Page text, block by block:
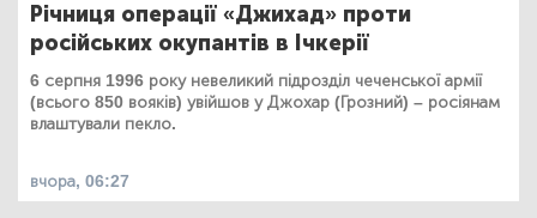
Річниця операції «Джихад» проти
російських окупантів в Ічкерії
6 серпня 1996 року невеликий підрозділ чеченської армії
(всього 850 вояків) увійшов у Джохар (Грозний) – росіянам
влаштували пекло.
вчора, 06:27